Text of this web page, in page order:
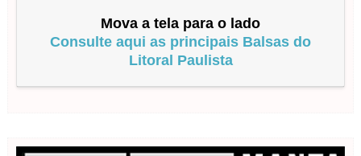
Mova a tela para o lado
Consulte aqui as principais Balsas do
Litoral Paulista